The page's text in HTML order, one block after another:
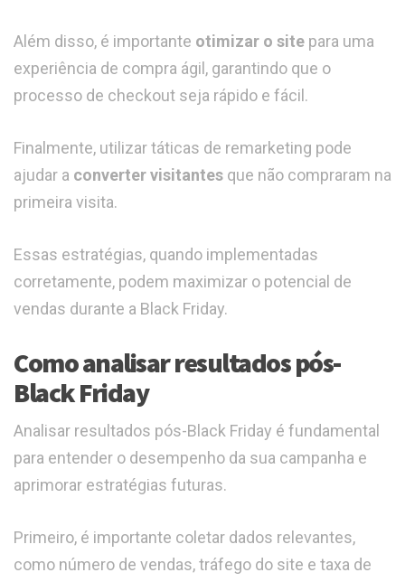
Além disso, é importante otimizar o site para uma
experiência de compra ágil, garantindo que o
processo de checkout seja rápido e fácil.
Finalmente, utilizar táticas de remarketing pode
ajudar a converter visitantes que não compraram na
primeira visita.
Essas estratégias, quando implementadas
corretamente, podem maximizar o potencial de
vendas durante a Black Friday.
Como analisar resultados pós-
Black Friday
Analisar resultados pós-Black Friday é fundamental
para entender o desempenho da sua campanha e
aprimorar estratégias futuras.
Primeiro, é importante coletar dados relevantes,
como número de vendas, tráfego do site e taxa de